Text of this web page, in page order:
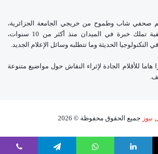
صحفي شاب وطموح من خريجي الجامعة الجزائرية،
مدعمين بكفاءات صحفية تملك خبرة في الميدان منذ أكثر من 10 سنوات،
التكنولوجيا الحديثة وما تتطلبه وسائل الإعلام الجديد.
للأقلام الجادة لإثراء النقاش حول مواضيع متنوعة
نيوز جميع الحقوق محفوظة © 2026